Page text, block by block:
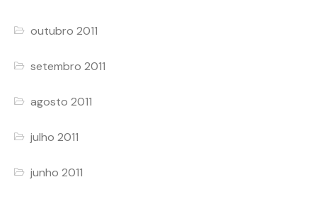
outubro 2011
setembro 2011
agosto 2011
julho 2011
junho 2011